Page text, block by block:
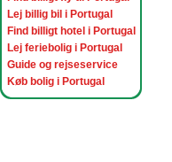
Lej billig bil i Portugal
Find billigt hotel i Portugal
Lej feriebolig i Portugal
Guide og rejseservice
Køb bolig i Portugal